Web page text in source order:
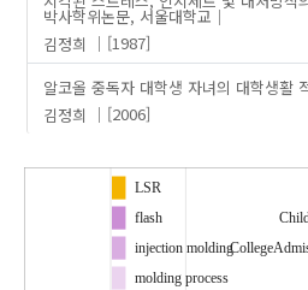
박사학위논문, 서울대학교
김정희
[1987]
알코올 중독자 대학생 자녀의 대학생활
김정희
[2006]
LSR
flash
injection molding
molding process